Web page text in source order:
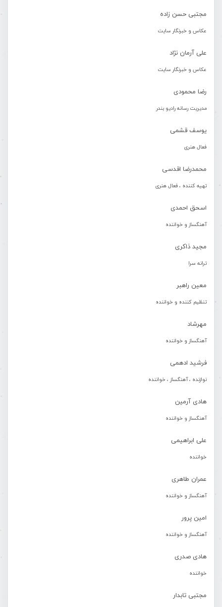
مجتبی حسن زاده
عکاس و خبرنگار سایت
علی آرمان نژاد
عکاس و خبرنگار سایت
رضا محمودی
مدیریت رسانه رادیو بندر
یوسف قشمی
فعال هنری
محمدرضا اقدسی
تهیه کننده ، فعال هنری
اسحق احمدی
آهنگساز و خواننده
مجید ذاکری
ترانه سرا
معین راهبر
تنظیم کننده و خواننده
مهرشاد
آهنگساز و خواننده
فرشید ادهمی
نوازنده ، آهنگساز ، خواننده
هادی آرمین
آهنگساز و خواننده
علی ابراهیمی
خواننده
عمران طاهری
آهنگساز و خواننده
امین پرور
آهنگساز و خواننده
هادی صدری
خواننده
مجتبی تابدار